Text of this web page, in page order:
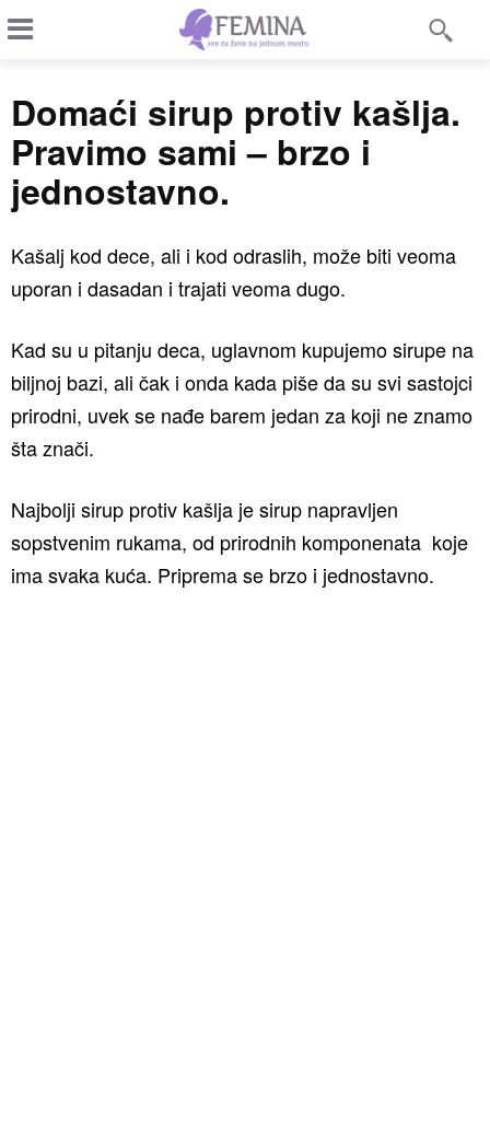
Domaći sirup protiv kašlja.
Pravimo sami – brzo i
jednostavno.
Kašalj kod dece, ali i kod odraslih, može biti veoma
uporan i dasadan i trajati veoma dugo.
Kad su u pitanju deca, uglavnom kupujemo sirupe na
biljnoj bazi, ali čak i onda kada piše da su svi sastojci
prirodni, uvek se nađe barem jedan za koji ne znamo
šta znači.
Najbolji sirup protiv kašlja je sirup napravljen
sopstvenim rukama, od prirodnih komponenata koje
ima svaka kuća. Priprema se brzo i jednostavno.